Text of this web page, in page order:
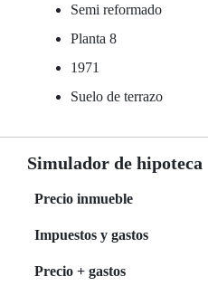
Semi reformado
Planta 8
1971
Suelo de terrazo
Simulador de hipoteca
Precio inmueble
Impuestos y gastos
Precio + gastos